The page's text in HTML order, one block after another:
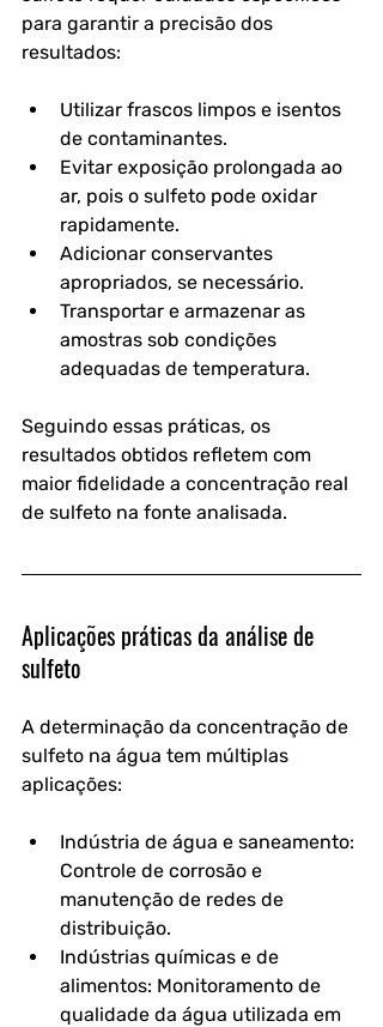
para garantir a precisão dos
resultados:
Utilizar frascos limpos e isentos
de contaminantes.
Evitar exposição prolongada ao
ar, pois o sulfeto pode oxidar
rapidamente.
Adicionar conservantes
apropriados, se necessário.
Transportar e armazenar as
amostras sob condições
adequadas de temperatura.
Seguindo essas práticas, os
resultados obtidos refletem com
maior fidelidade a concentração real
de sulfeto na fonte analisada.
Aplicações práticas da análise de
sulfeto
A determinação da concentração de
sulfeto na água tem múltiplas
aplicações:
Indústria de água e saneamento:
Controle de corrosão e
manutenção de redes de
distribuição.
Indústrias químicas e de
alimentos: Monitoramento de
qualidade da água utilizada em